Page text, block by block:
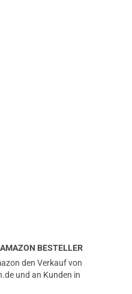
BESTELLER
den Verkauf von
und an Kunden in